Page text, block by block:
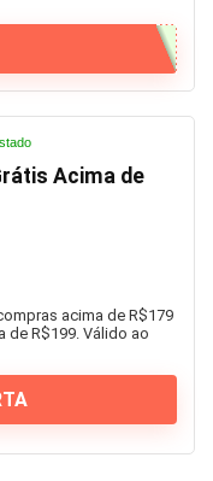
Acima de
acima de R$179
de R$199. Válido ao